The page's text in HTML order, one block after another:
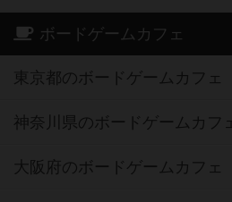
ボードゲームカフェ
東京都のボードゲームカフェ
神奈川県のボードゲームカフ
大阪府のボードゲームカフェ